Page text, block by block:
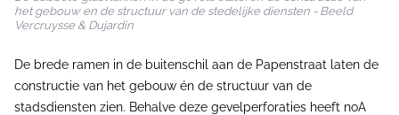
het gebouw en de structuur van de stedelijke diensten - Beeld
Vercruysse & Dujardin
De brede ramen in de buitenschil aan de Papenstraat laten de
constructie van het gebouw én de structuur van de
stadsdiensten zien. Behalve deze gevelperforaties heeft noA